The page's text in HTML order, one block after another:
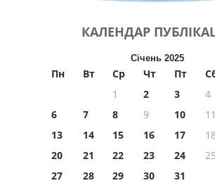
КАЛЕНДАР
Січень 2025
Пн Вт Ср Чт Пт
1
2 3 4
6
7 8 9 10 11
13
14 15 16 17 18
20
21 22 23 24 25
27
28 29 30
31